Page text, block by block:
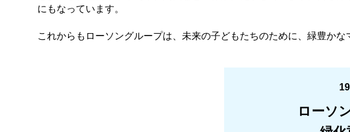
にもなっています。
これからもローソングループは、未来の子どもたちのために、緑豊か
ローソ